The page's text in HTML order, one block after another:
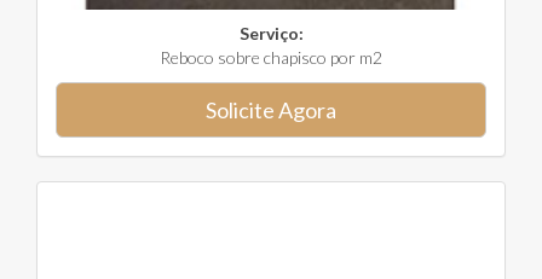
Serviço:
Reboco sobre chapisco por m2
Solicite Agora